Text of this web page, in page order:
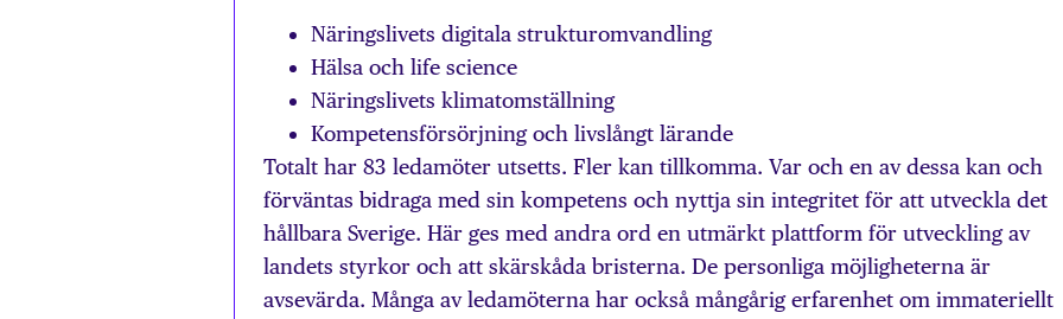
Näringslivets digitala strukturomvandling
Hälsa och life science
Näringslivets klimatomställning
Kompetensförsörjning och livslångt lärande
Totalt har 83 ledamöter utsetts. Fler kan tillkomma. Var och en av dessa kan och
förväntas bidraga med sin kompetens och nyttja sin integritet för att utveckla det
hållbara Sverige. Här ges med andra ord en utmärkt plattform för utveckling av
landets styrkor och att skärskåda bristerna. De personliga möjligheterna är
avsevärda. Många av ledamöterna har också mångårig erfarenhet om immateriellt